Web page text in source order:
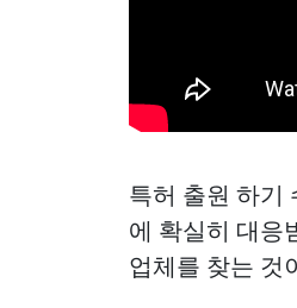
특허 출원 하기
에 확실히 대응
업체를 찾는 것